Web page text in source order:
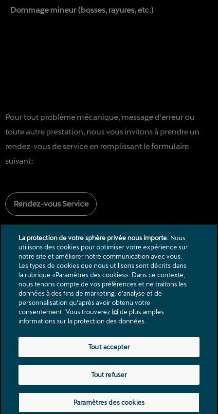
Dommage mineur (bosses, rayures, etc.)
Pour tout problème mécanique, message d’erreur ou
toute autre prestation, nous vous invitons à prendre un
rendez-vous de service en remplissant le formulaire
suivant:
Rendez-vous Service
rue du Jura Industriel 32
2300 La Chaux-de-Fonds
garage@asticher.ch
Contact
Catalogues & listes de prix
Mentions légales
Protection des donnèes
La protection de votre sphère privée nous importe. Nous
utilisons des cookies pour optimiser votre expérience sur
notre site et améliorer notre communication avec vous.
Les types de cookies que nous utilisons sont décrits dans
la rubrique «Paramètres des cookies». Dans ce contexte,
nous tenons compte de vos préférences et ne traitons les
données à des fins de marketing, d’analyse et de
personnalisation qu’après avoir obtenu votre
consentement. Vous trouverezicide plus amples
informations sur la protection des données.
Paramètres des cookies
Tout refuser
Tout accepter